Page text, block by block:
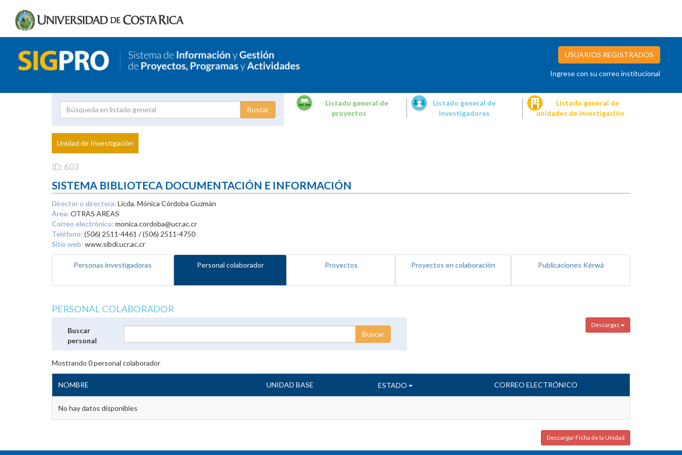
USUARIOS REGISTRADOS
Ingrese con su correo institucional
Proyecto
Investigador
Listado general de
proyectos
Listado general de
investigadores
Listado general de
unidades de investigación
Unidad de Investigación
ID: 603
SISTEMA BIBLIOTECA DOCUMENTACIÓN E INFORMACIÓN
Director o directora: Licda. Mónica Córdoba Guzmán
Área: OTRAS AREAS
Correo electrónico: monica.cordoba@ucr.ac.cr
Teléfono: (506) 2511-4461 / (506) 2511-4750
Sitio web: www.sibdi.ucr.ac.cr
Personas investigadoras Personal colaborador Proyectos Proyectos en colaboración Publicaciones Kérwá
PERSONAL COLABORADOR
Descargas
Buscar
personal
Mostrando 0personal colaborador
NOMBRE UNIDAD BASE ESTADO CORREO ELECTRÓNICO
No hay datos disponibles
Descargar Ficha de la Unidad